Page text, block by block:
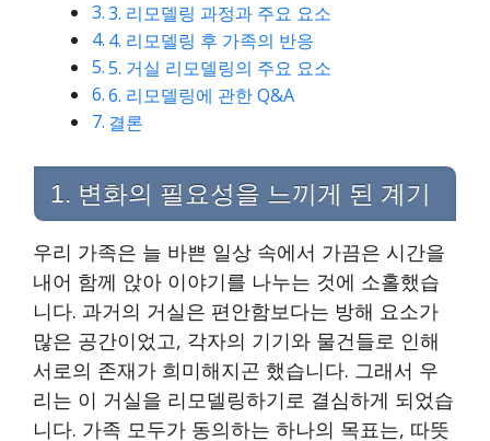
3. 리모델링 과정과 주요 요소
4. 리모델링 후 가족의 반응
5. 거실 리모델링의 주요 요소
6. 리모델링에 관한 Q&A
결론
1. 변화의 필요성을 느끼게 된 계기
우리 가족은 늘 바쁜 일상 속에서 가끔은 시간을
내어 함께 앉아 이야기를 나누는 것에 소홀했습
니다. 과거의 거실은 편안함보다는 방해 요소가
많은 공간이었고, 각자의 기기와 물건들로 인해
서로의 존재가 희미해지곤 했습니다. 그래서 우
리는 이 거실을 리모델링하기로 결심하게 되었습
니다. 가족 모두가 동의하는 하나의 목표는, 따뜻